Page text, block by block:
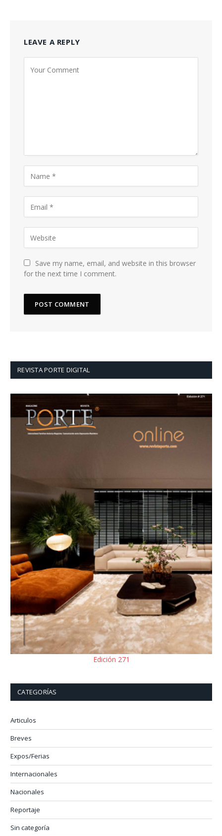
LEAVE A REPLY
Save my name, email, and website in this browser
for the next time I comment.
REVISTA PORTE DIGITAL
Edición 271
CATEGORÍAS
Articulos
Breves
Expos/Ferias
Internacionales
Nacionales
Reportaje
Sin categoría